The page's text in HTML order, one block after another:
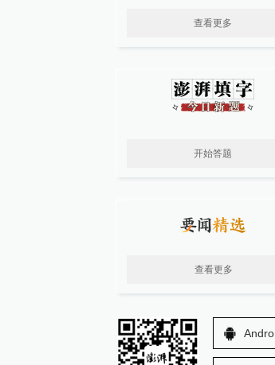
查看更多
开始答题
查看更多